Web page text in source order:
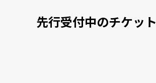
先行受付中のチケット